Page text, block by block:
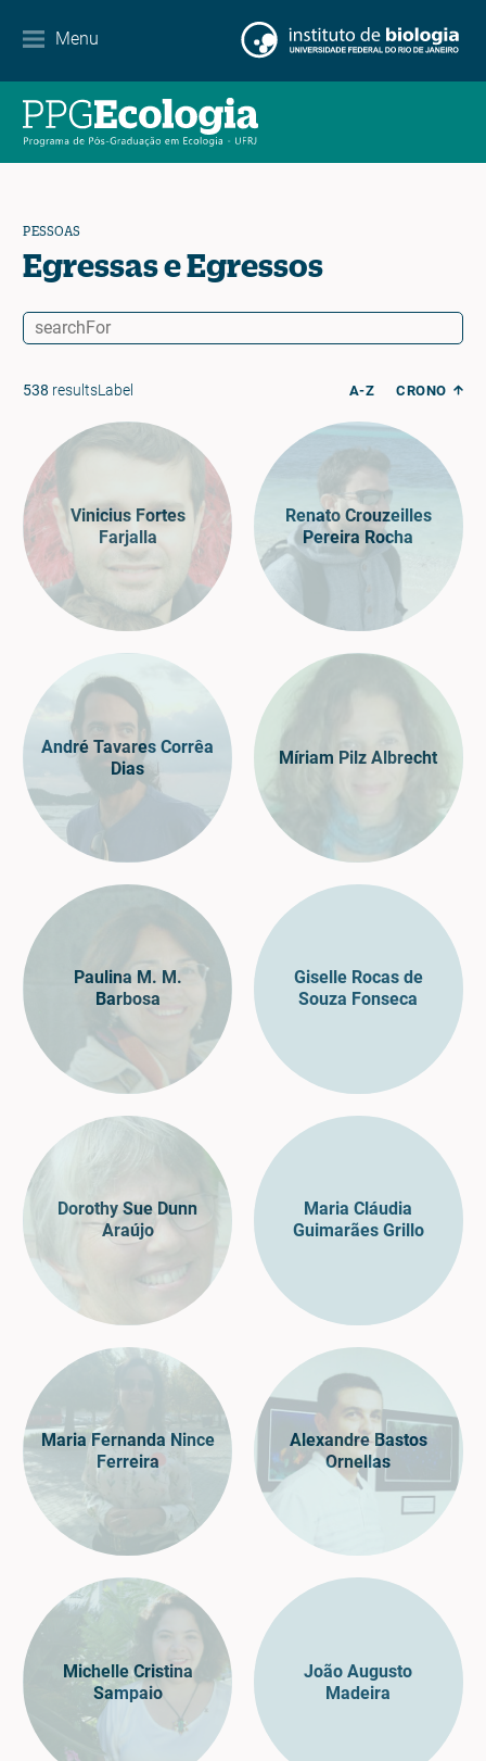
Menu
Contato
PESSOAS
Egressas e Egressos
538 resultsLabel A-Z CRONO
Vinicius Fortes
Farjalla
Renato Crouzeilles
Pereira Rocha
André Tavares Corrêa
Dias
Míriam Pilz Albrecht
Paulina M. M.
Barbosa
Giselle Rocas de
Souza Fonseca
Dorothy Sue Dunn
Araújo
Maria Cláudia
Guimarães Grillo
Maria Fernanda Nince
Ferreira
Alexandre Bastos
Ornellas
Michelle Cristina
Sampaio
João Augusto
Madeira